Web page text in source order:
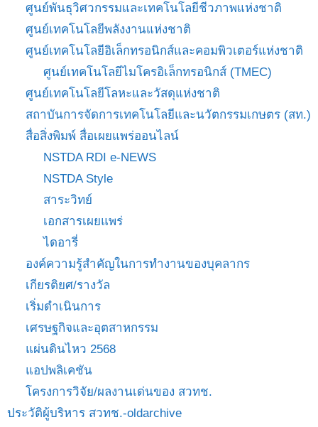
ศูนย์พันธุวิศวกรรมและเทคโนโลยีชีวภาพแห่งชาติ
ศูนย์เทคโนโลยีพลังงานแห่งชาติ
ศูนย์เทคโนโลยีอิเล็กทรอนิกส์และคอมพิวเตอร์แห่งชาติ
ศูนย์เทคโนโลยีไมโครอิเล็กทรอนิกส์ (TMEC)
ศูนย์เทคโนโลยีโลหะและวัสดุแห่งชาติ
สถาบันการจัดการเทคโนโลยีและนวัตกรรมเกษตร (สท.)
สื่อสิ่งพิมพ์ สื่อเผยแพร่ออนไลน์
NSTDA RDI e-NEWS
NSTDA Style
สาระวิทย์
เอกสารเผยแพร่
ไดอารี่
องค์ความรู้สำคัญในการทำงานของบุคลากร
เกียรติยศ/รางวัล
เริ่มดำเนินการ
เศรษฐกิจและอุตสาหกรรม
แผ่นดินไหว 2568
แอปพลิเคชัน
โครงการวิจัย/ผลงานเด่นของ สวทช.
ประวัติผู้บริหาร สวทช.-oldarchive